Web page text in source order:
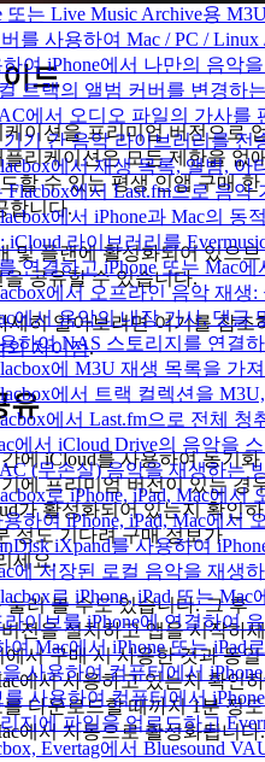
또는 Live Music Archive용
를 사용하여 Mac / PC /
하여 iPhone에서 나만의 음악
트랙의 앨범 커버를 변경하
에서 오디오 파일의 가사를
기기 간 음악 라이브러리를
에서 재생 목록, 앨범,
Flacbox에서 Last.fm으로 음
에서 iPhone과 Mac의
iCloud 라이브러리를
연결하고 iPhone 또는 Mac
에서 오프라인 음악 재
에서 음악의 내장 가사, 댓글
하여 NAS 스토리지를 연결
에 M3U 재생 목록을 가
에서 트랙 컬렉션을
에서 Last.fm으로 전체 청
에서 iCloud Drive의 음악을
(무손실) 음악을 재생하는
로 iPhone, iPad, Mac에
용하여 iPhone, iPad, Mac에서
iXpand를 사용하여
에 저장된 로컬 음악을 재생
로 iPhone, iPad 또는
이브를 iPhone에 연결하여
여 Mac에서 iPhone 또는 iPad
사용하여 컴퓨터에서
사용하여 컴퓨터에서
지에 파일을 업로드하고
Evertag에서 Bluesound
드
이션을 프리미엄 버전으로
리케이션은 모든 제한을 없
할 수 있는 평생 인앱 구매 한
합니다.
및 플랜에 활성화되어 있으므
공유할 수 있습니다.
세히 알아보려면 여기를 참조
의 차이점.
유
에 iCloud를 사용하여 동기화
에 프리미엄 버전이 있는 경
가 활성화되어 있는지 확인하
정도 기다려 구매 정보가
세요.
눌러 볼 수도 있습니다. 그 후
전을 설치하고 앱을 시작하세
서 구매 시 사용한 것과 동일
에서 사용하고 있는지 확인하
다운로드할 때까지 1분 정도
에서 자동으로 활성화됩니다.